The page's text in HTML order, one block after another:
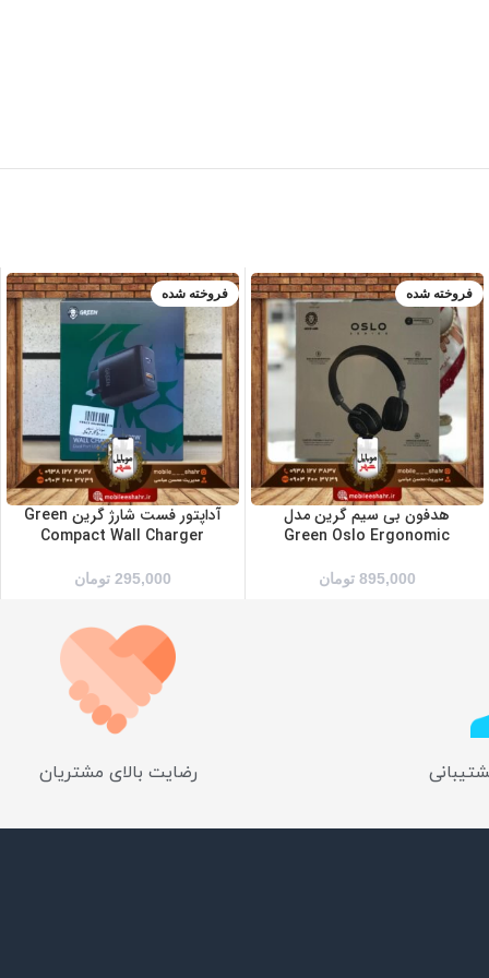
فروخته شده
هدفون بی سیم گرین مدل
Green Oslo Ergonomic
895,000 تومان
فروخته شده
آداپتور فست شارژ گرین Green
Compact Wall Charger
295,000 تومان
رضایت بالای مشتریان